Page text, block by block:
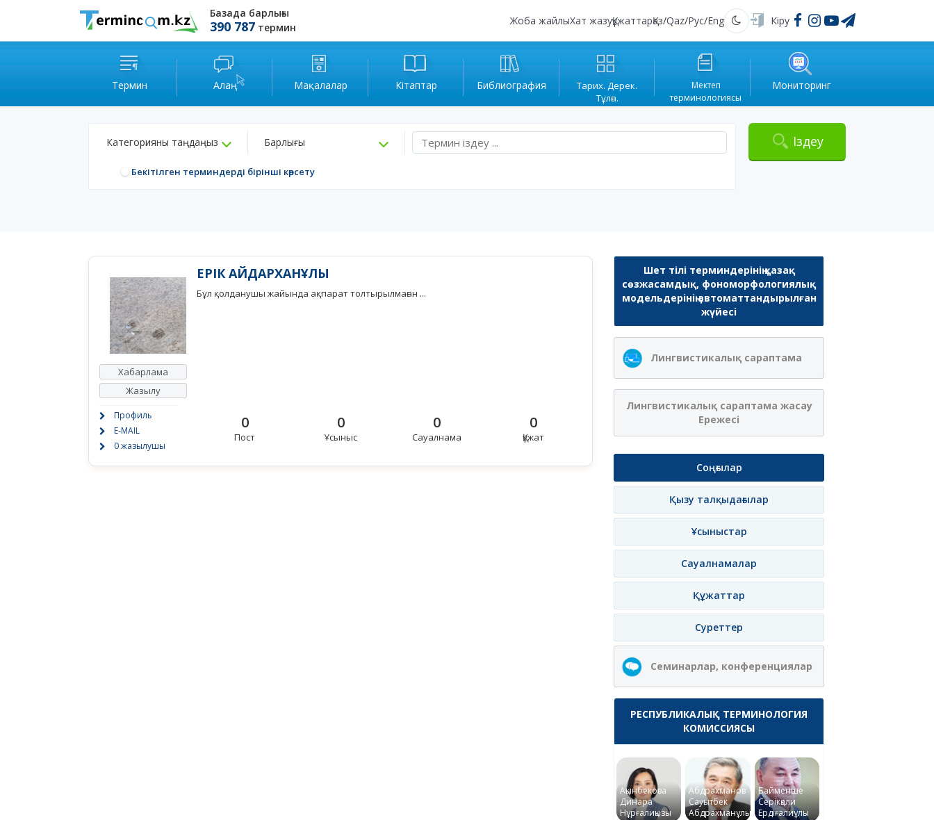
Базада барлығы
390 787 термин
Жоба жайлыХат жазуҚұжаттарҚаз/Qaz/Рус/Eng Қараңғы Кіру
Термин Алаң Мақалалар Кітаптар Библиография
Тарих. Дерек.
Тұлға.
Мектеп
терминологиясы
Мониторинг
Категорияны таңдаңыз Барлығы
Бекітілген терминдерді бірінші көрсету
Іздеу
Хабарлама
Жазылу
Профиль
E-MAIL
0 жазылушы
ЕРІК АЙДАРХАНҰЛЫ
Бұл қолданушы жайында ақпарат толтырылмаған ...
0
Пост
0
Ұсыныс
0
Сауалнама
0
Құжат
Шет тілі терминдерінің қазақ
сөзжасамдық, фономорфологиялық
модельдерінің автоматтандырылған
жүйесі
Лингвистикалық сараптама
Лингвистикалық сараптама жасау
Ережесі
Соңғылар
Қызу талқыдағылар
Ұсыныстар
Сауалнамалар
Құжаттар
Суреттер
Семинарлар, конференциялар
РЕСПУБЛИКАЛЫҚ ТЕРМИНОЛОГИЯ
КОМИССИЯСЫ
Ақынбекова
Динара
Нұрғалиқызы
Абдрахманов
Сауытбек
Абдрахманұлы
Байменше
Серікқали
Ердіғалиұлы